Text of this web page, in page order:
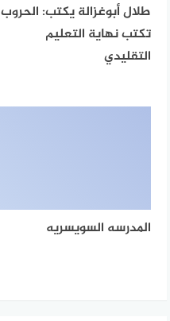
طلال أبوغزالة يكتب: الحروب
تكتب نهاية التعليم
التقليدي
المدرسه السويسريه